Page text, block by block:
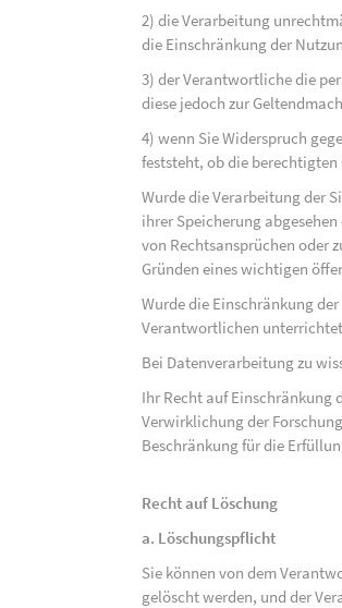
2) die Verarbeitung
die Einschränkung der
3) der Verantwortliche die
diese jedoch zur
4) wenn Sie Widerspruch
feststeht, ob die
Wurde die Verarbeitung der
ihrer Speicherung
von Rechtsansprüchen oder
Gründen eines wichtigen
Wurde die Einschränkung
Verantwortlichen
Bei Datenverarbeitung zu
Ihr Recht auf Einschränkung
Verwirklichung der
Beschränkung für die
Recht auf Löschung
a. Löschungspflicht
Sie können von dem
gelöscht werden, und der